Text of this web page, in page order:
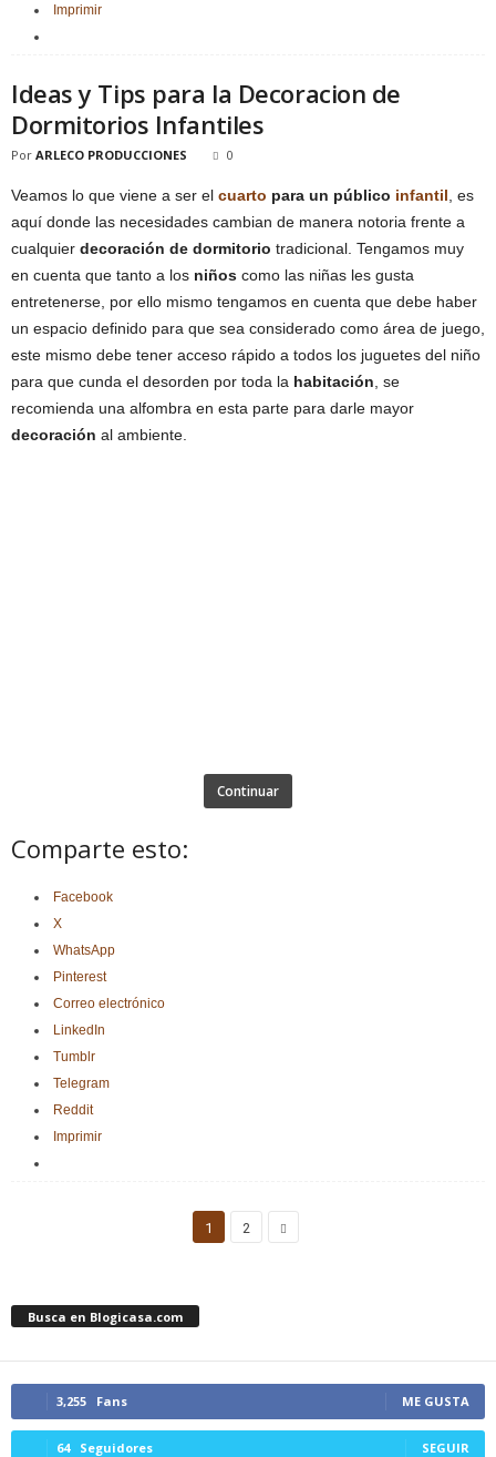
Imprimir
Ideas y Tips para la Decoracion de
Dormitorios Infantiles
Por ARLECO PRODUCCIONES 0
Veamos lo que viene a ser el cuarto para un público infantil , es
aquí donde las necesidades cambian de manera notoria frente a
cualquier decoración de dormitorio tradicional. Tengamos muy
en cuenta que tanto a los niños como las niñas les gusta
entretenerse, por ello mismo tengamos en cuenta que debe haber
un espacio definido para que sea considerado como área de juego,
este mismo debe tener acceso rápido a todos los juguetes del niño
para que cunda el desorden por toda la habitación , se
recomienda una alfombra en esta parte para darle mayor
decoración al ambiente.
Continuar
Comparte esto:
Facebook
X
WhatsApp
Pinterest
Correo electrónico
LinkedIn
Tumblr
Telegram
Reddit
Imprimir
1 2
Busca en Blogicasa.com
3,255 Fans ME GUSTA
64 Seguidores SEGUIR